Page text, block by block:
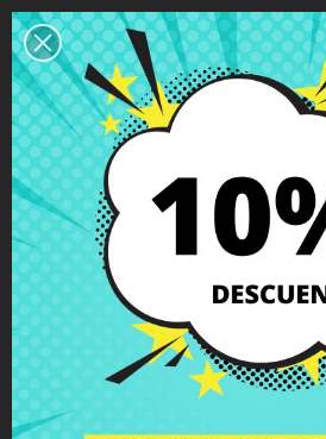
Descripción
Detalles del
Grados
Comentarios
Conector SATA DVD
110-15ACL 110-15IBR